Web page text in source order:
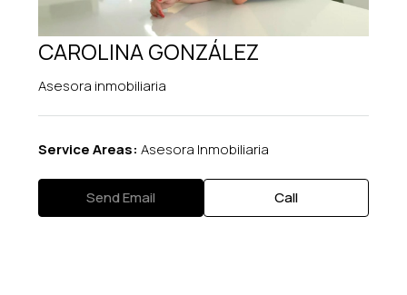
CAROLINA GONZÁLEZ
Asesora inmobiliaria
Service Areas: Asesora Inmobiliaria
Send Email Call